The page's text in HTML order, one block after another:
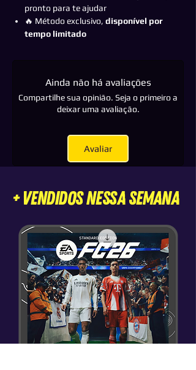
pronto para te ajudar
🔥 Método exclusivo, disponível por
tempo limitado
Ainda não há avaliações
Compartilhe sua opinião. Seja o primeiro a
deixar uma avaliação.
Avaliar
+ VENDIDOS nessa semana